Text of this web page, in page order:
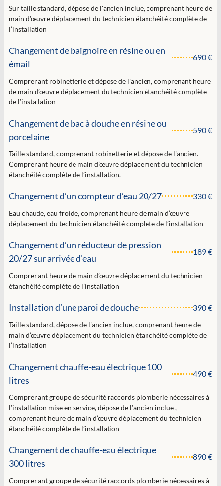
Sur taille standard, dépose de l'ancien inclue, comprenant heure de
main d’œuvre déplacement du technicien étanchéité complète de
l’installation
Changement de baignoire en résine ou en
émail
690 €
Comprenant robinetterie et dépose de l'ancien, comprenant heure
de main d’œuvre déplacement du technicien étanchéité complète
de l’installation
Changement de bac à douche en résine ou
porcelaine
590 €
Taille standard, comprenant robinetterie et dépose de l'ancien.
Comprenant heure de main d’œuvre déplacement du technicien
étanchéité complète de l’installation.
Changement d’un compteur d’eau 20/27 330 €
Eau chaude, eau froide, comprenant heure de main d’œuvre
déplacement du technicien étanchéité complète de l’installation
Changement d’un réducteur de pression
20/27 sur arrivée d’eau
189 €
Comprenant heure de main d’œuvre déplacement du technicien
étanchéité complète de l’installation
Installation d’une paroi de douche 390 €
Taille standard, dépose de l'ancien inclue, comprenant heure de
main d’œuvre déplacement du technicien étanchéité complète de
l’installation
Changement chauffe-eau électrique 100
litres
490 €
Comprenant groupe de sécurité raccords plomberie nécessaires à
l’installation mise en service, dépose de l’ancien inclue ,
comprenant heure de main d’œuvre déplacement du technicien
étanchéité complète de l’installation
Changement de chauffe-eau électrique
300 litres
890 €
Comprenant groupe de sécurité raccords plomberie nécessaires à